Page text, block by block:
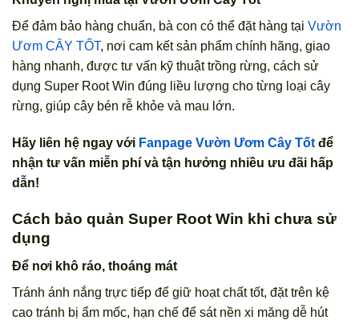
Để đảm bảo hàng chuẩn, bà con có thể đặt hàng tại Vườn
Ươm CÂY TỐT, nơi cam kết sản phẩm chính hãng, giao
hàng nhanh, được tư vấn kỹ thuật trồng rừng, cách sử
dụng Super Root Win đúng liều lượng cho từng loại cây
rừng, giúp cây bén rễ khỏe và mau lớn.
Hãy liên hệ ngay với Fanpage Vườn Ươm Cây Tốt để
nhận tư vấn miễn phí và tận hưởng nhiều ưu đãi hấp
dẫn!
Cách bảo quản Super Root Win khi chưa sử
dụng
Để nơi khô ráo, thoáng mát
Tránh ánh nắng trực tiếp để giữ hoạt chất tốt, đặt trên kệ
cao tránh bị ẩm mốc, hạn chế để sát nền xi măng dễ hút